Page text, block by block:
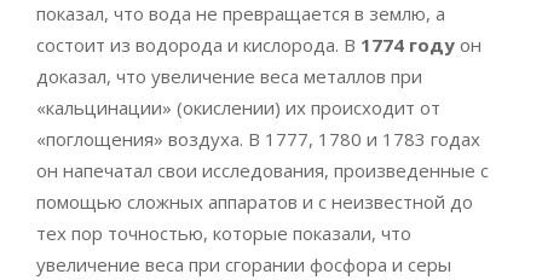
показал, что вода не превращается в землю, а
состоит из водорода и кислорода. В 1774 году он
доказал, что увеличение веса металлов при
«кальцинации» (окислении) их происходит от
«поглощения» воздуха. В 1777, 1780 и 1783 годах
он напечатал свои исследования, произведенные с
помощью сложных аппаратов и с неизвестной до
тех пор точностью, которые показали, что
увеличение веса при сгорании фосфора и серы